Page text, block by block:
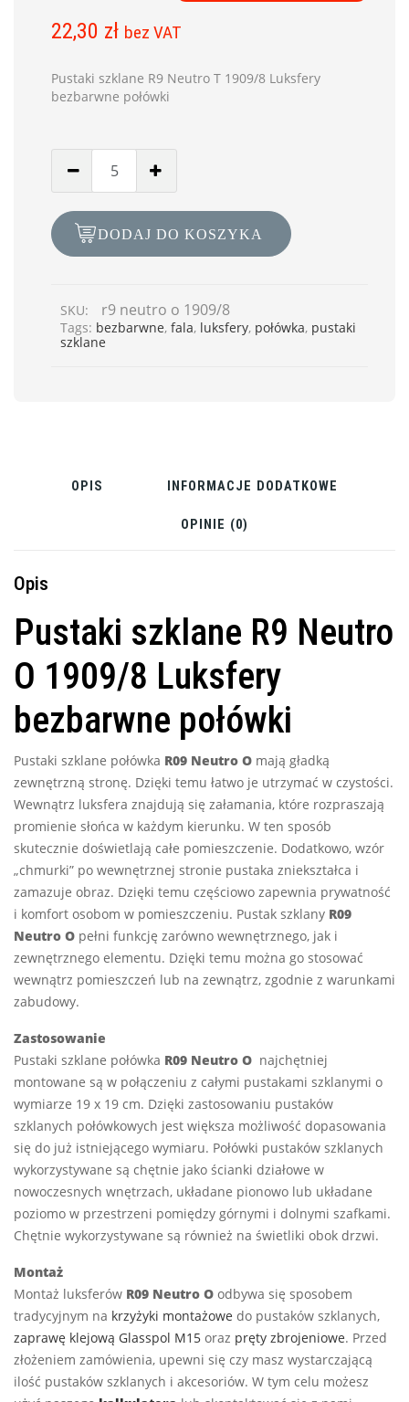
22,30 zł bez VAT
Pustaki szklane R9 Neutro T 1909/8 Luksfery
bezbarwne połówki
DODAJ DO KOSZYKA
SKU: r9 neutro o 1909/8
Tags: bezbarwne, fala, luksfery, połówka, pustaki
szklane
OPIS INFORMACJE DODATKOWE
OPINIE (0)
Opis
Pustaki szklane R9 Neutro
O 1909/8 Luksfery
bezbarwne połówki
Pustaki szklane połówka R09 Neutro O mają gładką
zewnętrzną stronę. Dzięki temu łatwo je utrzymać w czystości.
Wewnątrz luksfera znajdują się załamania, które rozpraszają
promienie słońca w każdym kierunku. W ten sposób
skutecznie doświetlają całe pomieszczenie. Dodatkowo, wzór
„chmurki” po wewnętrznej stronie pustaka zniekształca i
zamazuje obraz. Dzięki temu częściowo zapewnia prywatność
i komfort osobom w pomieszczeniu. Pustak szklany R09
Neutro O pełni funkcję zarówno wewnętrznego, jak i
zewnętrznego elementu. Dzięki temu można go stosować
wewnątrz pomieszczeń lub na zewnątrz, zgodnie z warunkami
zabudowy.
Zastosowanie
Pustaki szklane połówka R09 Neutro O najchętniej
montowane są w połączeniu z całymi pustakami szklanymi o
wymiarze 19 x 19 cm. Dzięki zastosowaniu pustaków
szklanych połówkowych jest większa możliwość dopasowania
się do już istniejącego wymiaru. Połówki pustaków szklanych
wykorzystywane są chętnie jako ścianki działowe w
nowoczesnych wnętrzach, układane pionowo lub układane
poziomo w przestrzeni pomiędzy górnymi i dolnymi szafkami.
Chętnie wykorzystywane są również na świetliki obok drzwi.
Montaż
Montaż luksferów R09 Neutro O odbywa się sposobem
tradycyjnym na krzyżyki montażowe do pustaków szklanych,
zaprawę klejową Glasspol M15 oraz pręty zbrojeniowe. Przed
złożeniem zamówienia, upewni się czy masz wystarczającą
ilość pustaków szklanych i akcesoriów. W tym celu możesz